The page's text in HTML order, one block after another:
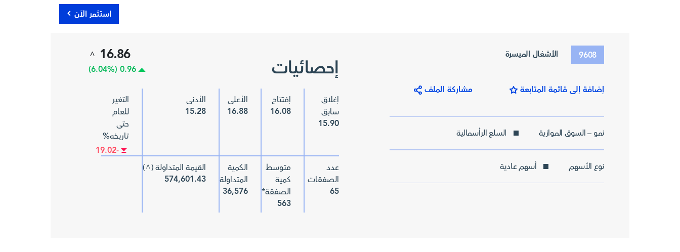
استثمر الآن
9608 الأشغال الميسرة
إضافة إلى قائمة المتابعة مشاركة الملف
نمو – السوق الموازية السلع الرأسمالية
نوع الأسهم أسهم عادية
إحصائيات
إغلاق
سابق
15.90
إفتتاح
16.08
الأعلى
16.88
الأدنى
15.28
التغير
للعام
حتى
تاريخه%
-19.02
عدد
الصفقات
65
متوسط
كمية
الصفقة*
563
الكمية
المتداولة
36,576
القيمة المتداولة (^
)
574,601.43
16.86
^
0.96 (6.04%)